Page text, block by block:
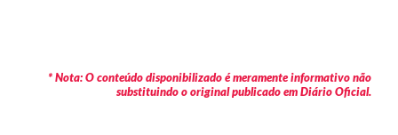
* Nota: O conteúdo disponibilizado é meramente informativo não
substituindo o original publicado em Diário Oficial.